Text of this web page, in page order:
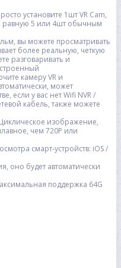
установите 1шт VR Cam,
равную 5 или 4шт обычным
вы можете просматривать
более реальную, четкую
разговаривать и
камеру VR и
может
если у вас нет Wifi NVR /
кабель, также можете
изображение,
чем 720P или
смарт-устройств: iOS /
оно будет автоматически
поддержка 64G